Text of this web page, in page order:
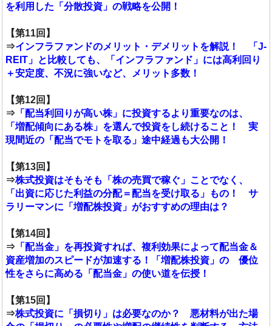
を利用した「分散投資」の戦略を公開！
【第11回】
⇒インフラファンドのメリット・デメリットを解説！ 「J-
REIT」と比較しても、「インフラファンド」には高利回り
＋安定度、不況に強いなど、メリット多数！
【第12回】
⇒「配当利回りが高い株」に投資するより重要なのは、
「増配傾向にある株」を選んで投資をし続けること！ 実
現間近の「配当でモトを取る」途中経過も大公開！
【第13回】
⇒株式投資はそもそも「株の売買で稼ぐ」ことでなく、
「出資に応じた利益の分配＝配当を受け取る」もの！ サ
ラリーマンに「増配株投資」がおすすめの理由は？
【第14回】
⇒「配当金」を再投資すれば、複利効果によって配当金＆
資産増加のスピードが加速する！「増配株投資」の 優位
性をさらに高める「配当金」の使い道を伝授！
【第15回】
⇒株式投資に「損切り」は必要なのか？ 悪材料が出た場